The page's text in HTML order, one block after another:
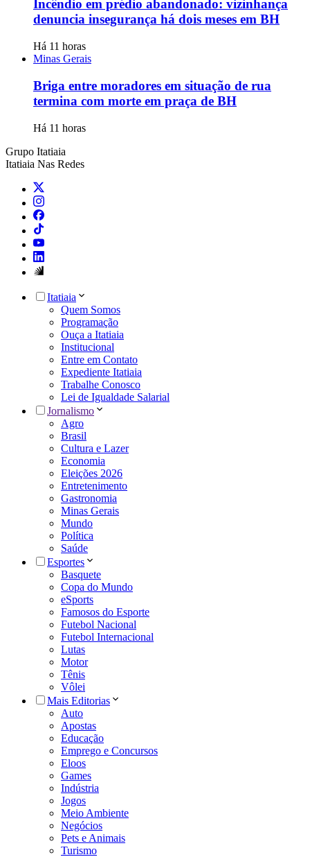
Incêndio em prédio abandonado: vizinhança
denuncia insegurança há dois meses em BH
Há 11 horas
Minas Gerais
Briga entre moradores em situação de rua
termina com morte em praça de BH
Há 11 horas
Grupo Itatiaia
Itatiaia Nas Redes
Itatiaia
Quem Somos
Programação
Ouça a Itatiaia
Institucional
Entre em Contato
Expediente Itatiaia
Trabalhe Conosco
Lei de Igualdade Salarial
Jornalismo
Agro
Brasil
Cultura e Lazer
Economia
Eleições 2026
Entretenimento
Gastronomia
Minas Gerais
Mundo
Política
Saúde
Esportes
Basquete
Copa do Mundo
eSports
Famosos do Esporte
Futebol Nacional
Futebol Internacional
Lutas
Motor
Tênis
Vôlei
Mais Editorias
Auto
Apostas
Educação
Emprego e Concursos
Eloos
Games
Indústria
Jogos
Meio Ambiente
Negócios
Pets e Animais
Turismo